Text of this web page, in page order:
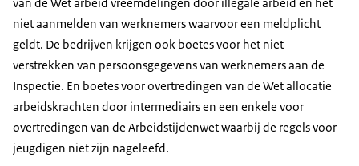
van de Wet arbeid vreemdelingen door illegale arbeid en het
niet aanmelden van werknemers waarvoor een meldplicht
geldt. De bedrijven krijgen ook boetes voor het niet
verstrekken van persoonsgegevens van werknemers aan de
Inspectie. En boetes voor overtredingen van de Wet allocatie
arbeidskrachten door intermediairs en een enkele voor
overtredingen van de Arbeidstijdenwet waarbij de regels voor
jeugdigen niet zijn nageleefd.